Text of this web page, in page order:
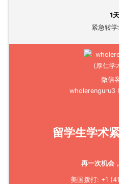
1天
紧急转
微信
wholerenguru3 (
留学生学术
再一次机会
美国拨打: +1